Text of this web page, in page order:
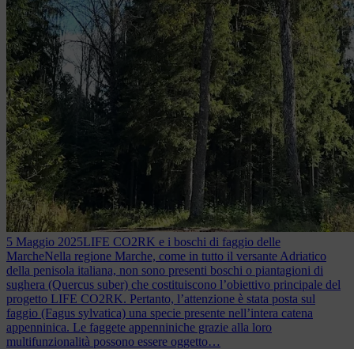
5 Maggio 2025LIFE CO2RK e i boschi di faggio delle
MarcheNella regione Marche, come in tutto il versante Adriatico
della penisola italiana, non sono presenti boschi o piantagioni di
sughera (Quercus suber) che costituiscono l’obiettivo principale del
progetto LIFE CO2RK. Pertanto, l’attenzione è stata posta sul
faggio (Fagus sylvatica) una specie presente nell’intera catena
appenninica. Le faggete appenniniche grazie alla loro
multifunzionalità possono essere oggetto…